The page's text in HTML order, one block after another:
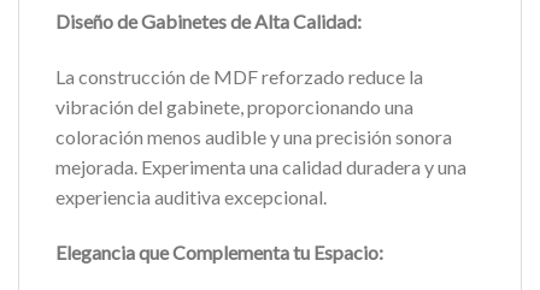
Diseño de Gabinetes de Alta Calidad:
La construcción de MDF reforzado reduce la
vibración del gabinete, proporcionando una
coloración menos audible y una precisión sonora
mejorada. Experimenta una calidad duradera y una
experiencia auditiva excepcional.
Elegancia que Complementa tu Espacio: